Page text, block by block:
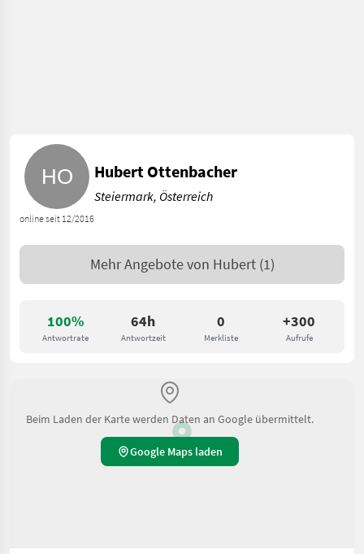
100%
Antwortrate
64h
Antwortzeit
0
Merkliste
+300
Aufrufe
online seit 12/2016
Hubert Ottenbacher
Steiermark, Österreich
Mehr Angebote von Hubert (1)
Beim Laden der Karte werden Daten an Google übermittelt.
Google Maps laden